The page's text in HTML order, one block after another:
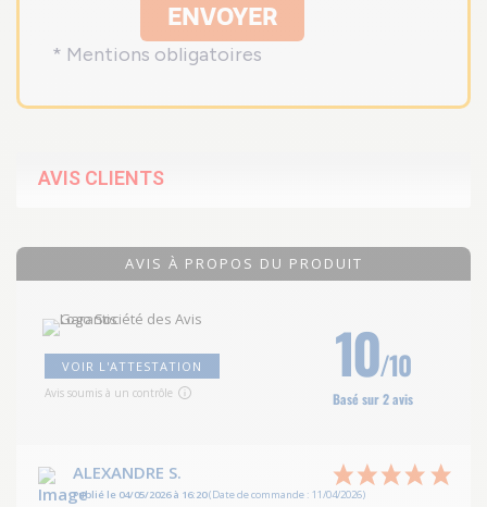
ENVOYER
* Mentions obligatoires
AVIS CLIENTS
AVIS À PROPOS DU PRODUIT
VOIR L'ATTESTATION
Avis soumis à un contrôle
10/10
Basé sur 2 avis
ALEXANDRE S.
Publié le 04/05/2026 à 16:20(Date de commande : 11/04/2026)